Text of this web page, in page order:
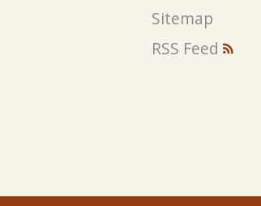
Sitemap
RSS Feed